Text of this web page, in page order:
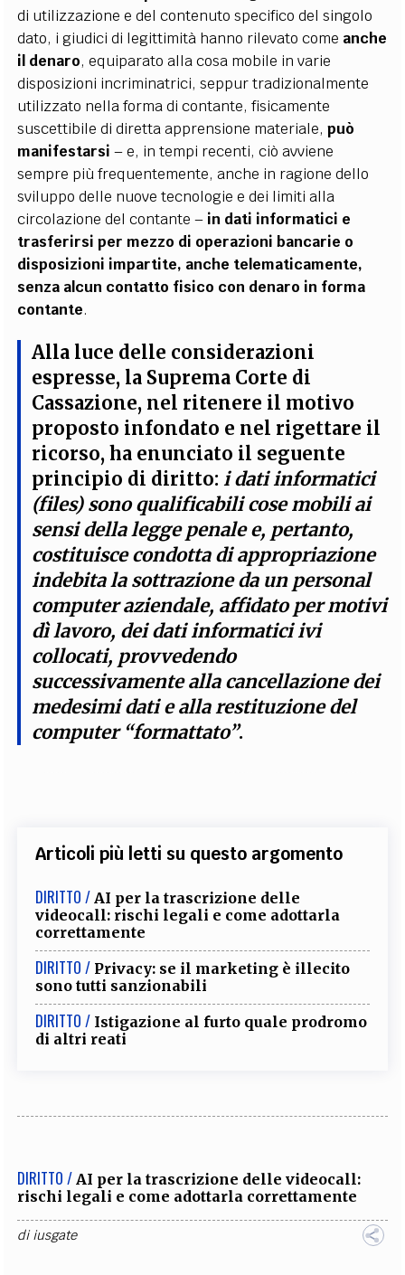
di utilizzazione e del contenuto specifico del singolo
dato, i giudici di legittimità hanno rilevato come anche
il denaro, equiparato alla cosa mobile in varie
disposizioni incriminatrici, seppur tradizionalmente
utilizzato nella forma di contante, fisicamente
suscettibile di diretta apprensione materiale,può
manifestarsi– e, in tempi recenti, ciò avviene
sempre più frequentemente, anche in ragione dello
sviluppo delle nuove tecnologie e dei limiti alla
circolazione del contante – in dati informatici e
trasferirsi per mezzo di operazioni bancarie o
disposizioni impartite, anche telematicamente,
senza alcun contatto fisico con denaro in forma
contante.
Alla luce delle considerazioni
espresse, la Suprema Corte di
Cassazione, nel ritenere il motivo
proposto infondato e nel rigettare il
ricorso, ha enunciato il seguente
principio di diritto: i dati informatici
(files) sono qualificabili cose mobili ai
sensi della legge penale e, pertanto,
costituisce condotta di appropriazione
indebita la sottrazione da un personal
computer aziendale, affidato per motivi
dì lavoro, dei dati informatici ivi
collocati, provvedendo
successivamente alla cancellazione dei
medesimi dati e alla restituzione del
computer “formattato”.
Articoli più letti su questo argomento
DIRITTO / AI per la trascrizione delle
videocall: rischi legali e come adottarla
correttamente
DIRITTO / Privacy: se il marketing è illecito
sono tutti sanzionabili
DIRITTO / Istigazione al furto quale prodromo
di altri reati
DIRITTO / AI per la trascrizione delle videocall:
rischi legali e come adottarla correttamente
diiusgate